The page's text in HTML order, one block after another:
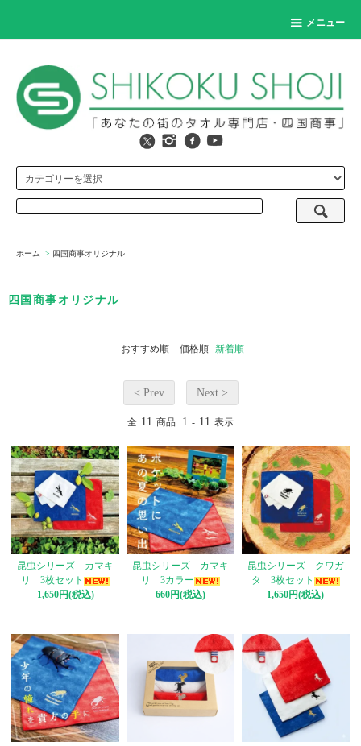
メニュー
ホーム > 四国商事オリジナル
四国商事オリジナル
おすすめ順 価格順 新着順
< Prev Next >
全 11 商品 1 - 11 表示
昆虫シリーズ カマキ
リ 3枚セット
1,650円(税込)
昆虫シリーズ カマキ
リ 3カラー
660円(税込)
昆虫シリーズ クワガ
タ 3枚セット
1,650円(税込)